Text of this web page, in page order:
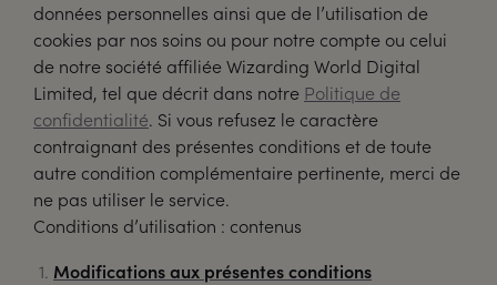
données personnelles ainsi que de l’utilisation de
cookies par nos soins ou pour notre compte ou celui
de notre société affiliée Wizarding World Digital
Limited, tel que décrit dans notre Politique de
confidentialité. Si vous refusez le caractère
contraignant des présentes conditions et de toute
autre condition complémentaire pertinente, merci de
ne pas utiliser le service.
Conditions d’utilisation : contenus
Modifications aux présentes conditions